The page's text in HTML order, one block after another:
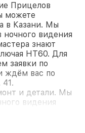
Прицелов
можете
в Казани. Мы
видения
знают
HT60. Для
заявки по
ждём вас по
и детали. Мы
видения